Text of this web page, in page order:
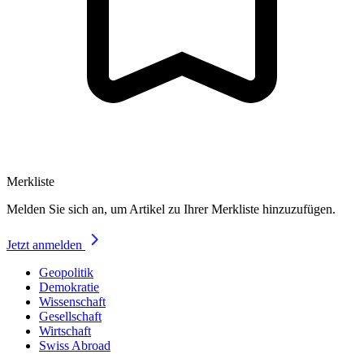
Merkliste
Melden Sie sich an, um Artikel zu Ihrer Merkliste hinzuzufügen.
Jetzt anmelden
Geopolitik
Demokratie
Wissenschaft
Gesellschaft
Wirtschaft
Swiss Abroad